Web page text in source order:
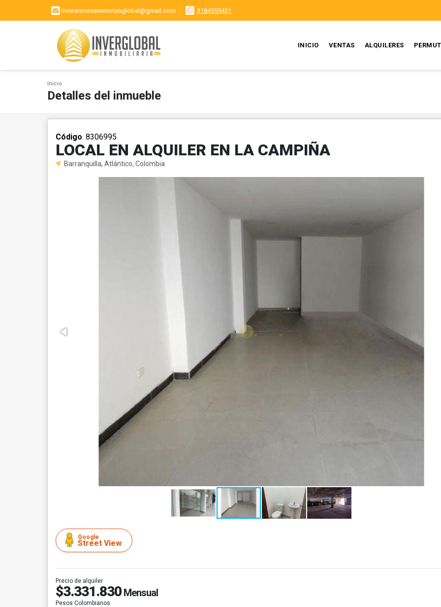
inversionesasesoriasglobal@gmail.com 3184559431
INICIO VENTAS ALQUILERES
Inicio
Detalles del inmueble
Código. 8306995
LOCAL EN ALQUILER EN LA CAMPIÑA
Barranquilla, Atlántico, Colombia
Google
Street View
Precio de alquiler
$3.331.830 Mensual
Pesos Colombianos